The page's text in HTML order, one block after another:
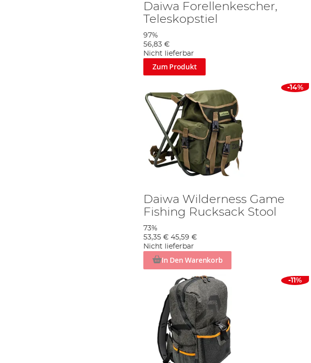
Daiwa Forellenkescher,
Teleskopstiel
97%
56,83 €
Nicht lieferbar
Zum Produkt
-14%
Daiwa Wilderness Game
Fishing Rucksack Stool
73%
53,35 € 45,59 €
Nicht lieferbar
In Den Warenkorb
-11%